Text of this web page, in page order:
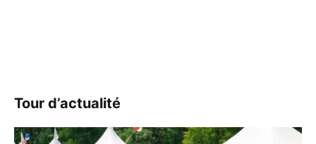
Tour d’actualité